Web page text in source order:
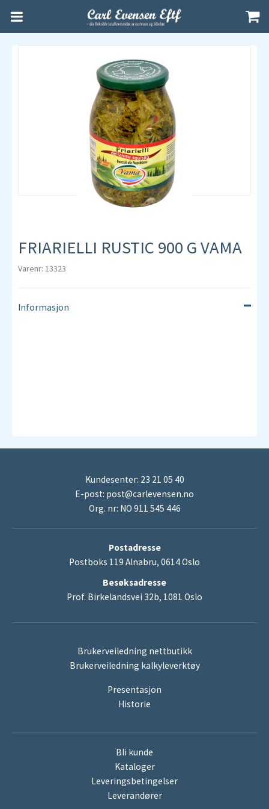
FRIARIELLI RUSTIC 900 G VAMA
Varenr: 13323
Informasjon
Kundesenter: 23 21 05 40
E-post: post@carlevensen.no
Org. nr: NO 911 545 446
Postadresse
Postboks 119 Alnabru, 0614 Oslo
Besøksadresse
Prof. Birkelandsvei 32b, 1081 Oslo
Brukerveiledning nettbutikk
Brukerveiledning kalkyleverktøy
Presentasjon
Historie
Bli kunde
Kataloger
Leveringsbetingelser
Leverandører